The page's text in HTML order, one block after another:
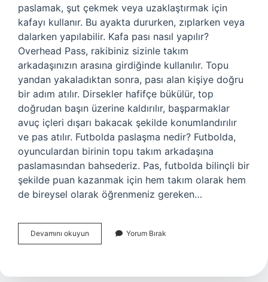
paslamak, şut çekmek veya uzaklaştırmak için
kafayı kullanır. Bu ayakta dururken, zıplarken veya
dalarken yapılabilir. Kafa pası nasıl yapılır?
Overhead Pass, rakibiniz sizinle takım
arkadaşınızın arasına girdiğinde kullanılır. Topu
yandan yakaladıktan sonra, pası alan kişiye doğru
bir adım atılır. Dirsekler hafifçe bükülür, top
doğrudan başın üzerine kaldırılır, başparmaklar
avuç içleri dışarı bakacak şekilde konumlandırılır
ve pas atılır. Futbolda paslaşma nedir? Futbolda,
oyunculardan birinin topu takım arkadaşına
paslamasından bahsederiz. Pas, futbolda bilinçli bir
şekilde puan kazanmak için hem takım olarak hem
de bireysel olarak öğrenmeniz gereken…
Devamını okuyun
Pası
Yorum Bırak